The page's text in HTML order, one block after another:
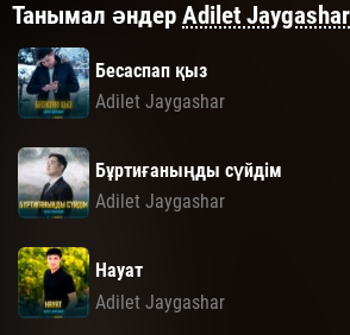
Танымал әндер Adilet Jaygashar
Бесаспап қыз
Adilet Jaygashar
Бұртиғаныңды сүйдім
Adilet Jaygashar
Науат
Adilet Jaygashar